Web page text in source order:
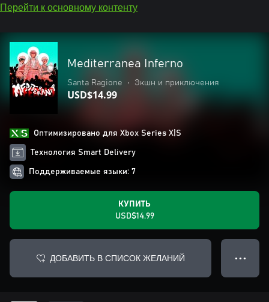
Перейти к основному контенту
Mediterranea Inferno
Santa Ragione • Экшн и приключения
USD$14.99
Оптимизировано для Xbox Series X|S
Технология Smart Delivery
Поддерживаемые языки: 7
КУПИТЬ
USD$14.99
ДОБАВИТЬ В СПИСОК ЖЕЛАНИЙ ● ● ●